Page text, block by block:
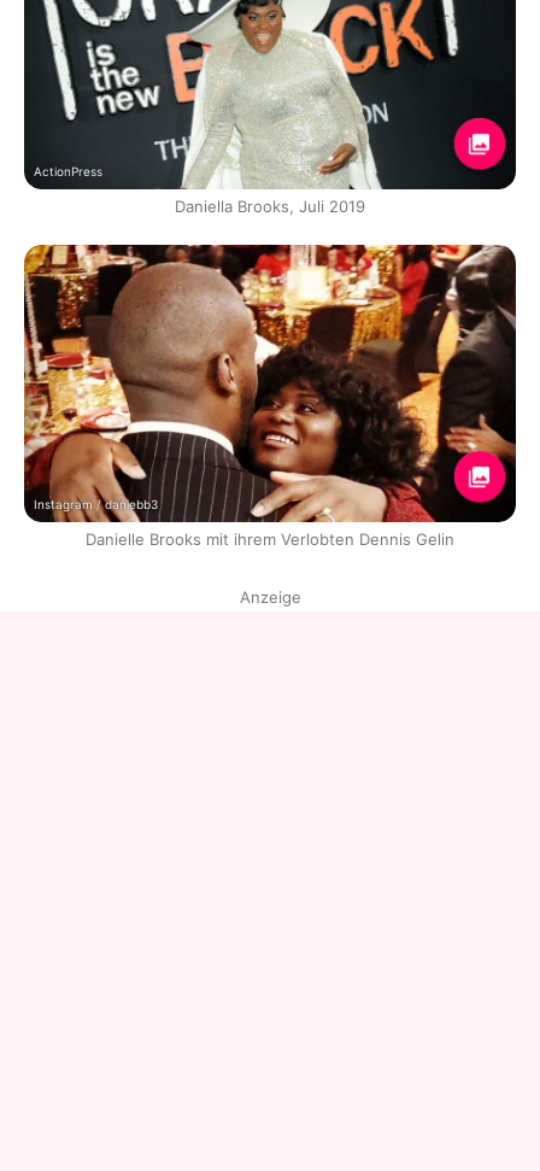
ActionPress
Daniella Brooks, Juli 2019
Instagram / daniebb3
Danielle Brooks mit ihrem Verlobten Dennis Gelin
Anzeige